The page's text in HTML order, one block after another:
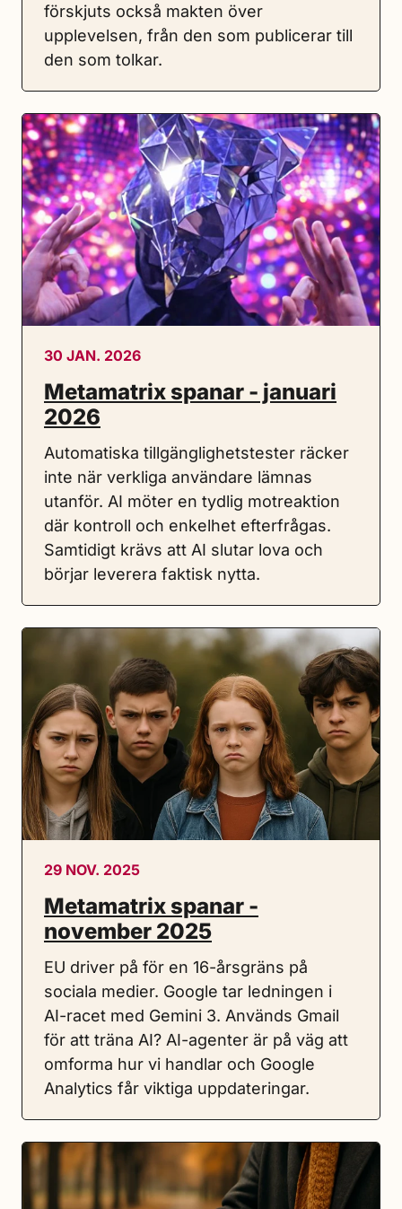
förskjuts också makten över
upplevelsen, från den som publicerar till
den som tolkar.
30 JAN. 2026
Metamatrix spanar - januari
2026
Automatiska tillgänglighetstester räcker
inte när verkliga användare lämnas
utanför. AI möter en tydlig motreaktion
där kontroll och enkelhet efterfrågas.
Samtidigt krävs att AI slutar lova och
börjar leverera faktisk nytta.
29 NOV. 2025
Metamatrix spanar -
november 2025
EU driver på för en 16-årsgräns på
sociala medier. Google tar ledningen i
AI-racet med Gemini 3. Används Gmail
för att träna AI? AI-agenter är på väg att
omforma hur vi handlar och Google
Analytics får viktiga uppdateringar.